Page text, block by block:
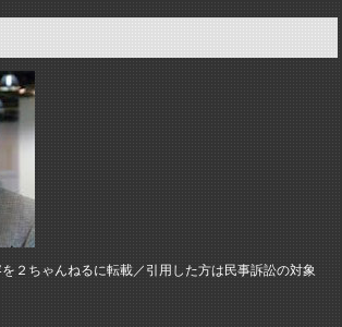
２ちゃんねるに転載／引用した方は民事訴訟の対象